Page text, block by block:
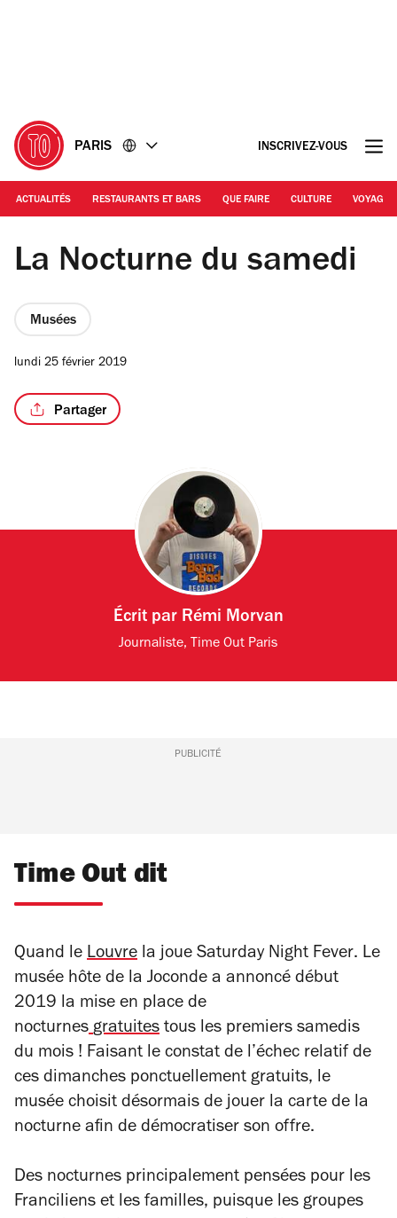
PARIS INSCRIVEZ-VOUS
ACTUALITÉS RESTAURANTS ET BARS QUE FAIRE CULTURE VOYAGE
Photograph: Musée du Louvre
La Nocturne du samedi
Musées
lundi 25 février 2019
Partager
Écrit par Rémi Morvan
Journaliste, Time Out Paris
PUBLICITÉ
Time Out dit
Quand le Louvre la joue Saturday Night Fever. Le
musée hôte de la Joconde a annoncé début
2019 la mise en place de
nocturnes gratuites tous les premiers samedis
du mois ! Faisant le constat de l’échec relatif de
ces dimanches ponctuellement gratuits, le
musée choisit désormais de jouer la carte de la
nocturne afin de démocratiser son offre.
Des nocturnes principalement pensées pour les
Franciliens et les familles, puisque les groupes